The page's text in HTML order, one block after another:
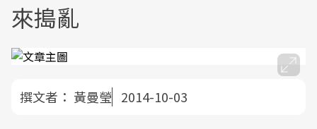
來搗亂
撰文者： 黃曼瑩 2014-10-03